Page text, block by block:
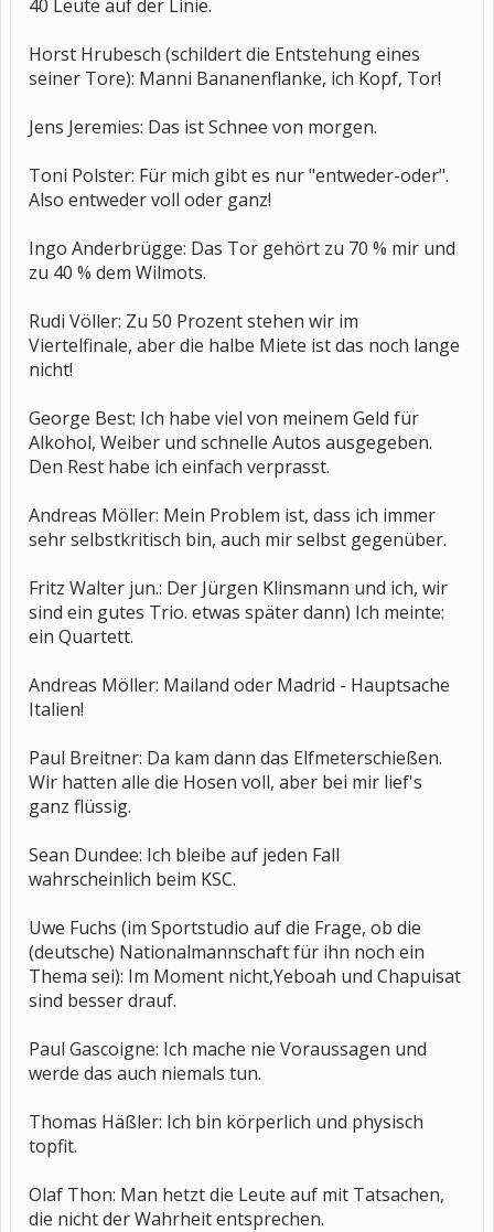
40 Leute auf der Linie.
Horst Hrubesch (schildert die Entstehung eines
seiner Tore): Manni Bananenflanke, ich Kopf, Tor!
Jens Jeremies: Das ist Schnee von morgen.
Toni Polster: Für mich gibt es nur "entweder-oder".
Also entweder voll oder ganz!
Ingo Anderbrügge: Das Tor gehört zu 70 % mir und
zu 40 % dem Wilmots.
Rudi Völler: Zu 50 Prozent stehen wir im
Viertelfinale, aber die halbe Miete ist das noch lange
nicht!
George Best: Ich habe viel von meinem Geld für
Alkohol, Weiber und schnelle Autos ausgegeben.
Den Rest habe ich einfach verprasst.
Andreas Möller: Mein Problem ist, dass ich immer
sehr selbstkritisch bin, auch mir selbst gegenüber.
Fritz Walter jun.: Der Jürgen Klinsmann und ich, wir
sind ein gutes Trio. etwas später dann) Ich meinte:
ein Quartett.
Andreas Möller: Mailand oder Madrid - Hauptsache
Italien!
Paul Breitner: Da kam dann das Elfmeterschießen.
Wir hatten alle die Hosen voll, aber bei mir lief's
ganz flüssig.
Sean Dundee: Ich bleibe auf jeden Fall
wahrscheinlich beim KSC.
Uwe Fuchs (im Sportstudio auf die Frage, ob die
(deutsche) Nationalmannschaft für ihn noch ein
Thema sei): Im Moment nicht,Yeboah und Chapuisat
sind besser drauf.
Paul Gascoigne: Ich mache nie Voraussagen und
werde das auch niemals tun.
Thomas Häßler: Ich bin körperlich und physisch
topfit.
Olaf Thon: Man hetzt die Leute auf mit Tatsachen,
die nicht der Wahrheit entsprechen.